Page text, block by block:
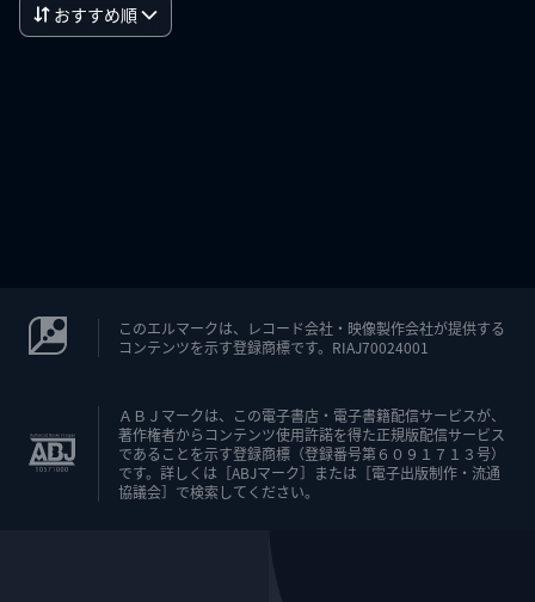
おすすめ順
このエルマークは、レコード会社・映像製作会社が提供する
コンテンツを示す登録商標です。RIAJ70024001
ＡＢＪマークは、この電子書店・電子書籍配信サービスが、
著作権者からコンテンツ使用許諾を得た正規版配信サービス
であることを示す登録商標（登録番号第６０９１７１３号）
です。詳しくは［ABJマーク］または［電子出版制作・流通
協議会］で検索してください。